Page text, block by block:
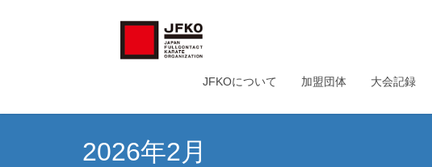
JFKOについて 加盟団体 大会記録
2026年2月